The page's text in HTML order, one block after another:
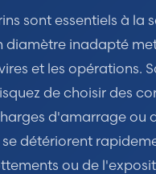
sont essentiels à la
diamètre inadapté
et les opérations.
de choisir des
d'amarrage ou
détériorent
ou de